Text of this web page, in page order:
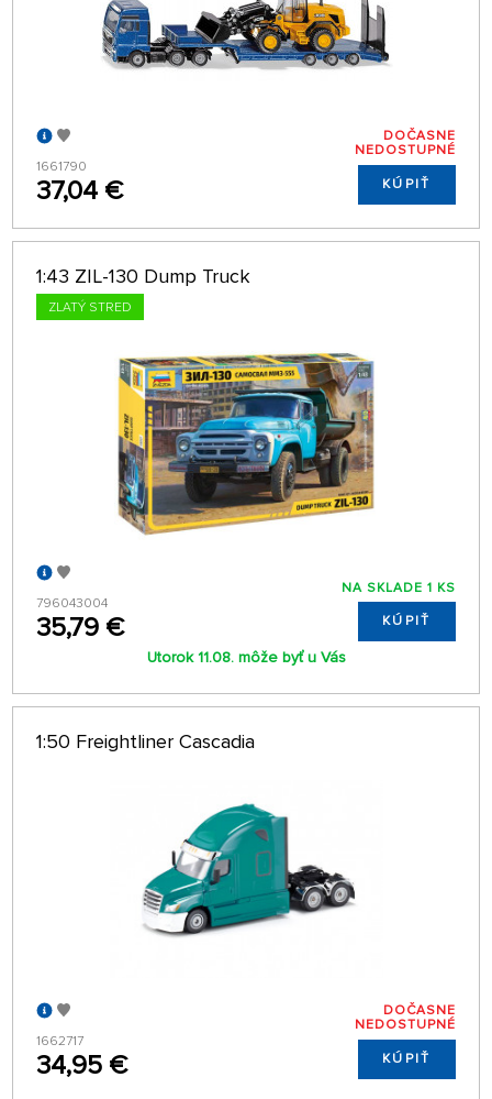
1661790
37,04 €
DOČASNE
NEDOSTUPNÉ
KÚPIŤ
1:43 ZIL-130 Dump Truck
ZLATÝ STRED
796043004
35,79 €
NA SKLADE 1 KS
KÚPIŤ
Utorok 11.08. môže byť u Vás
1:50 Freightliner Cascadia
1662717
34,95 €
DOČASNE
NEDOSTUPNÉ
KÚPIŤ